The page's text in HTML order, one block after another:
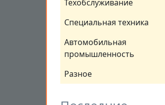
Техобслуживание
Специальная техника
Автомобильная
промышленность
Разное